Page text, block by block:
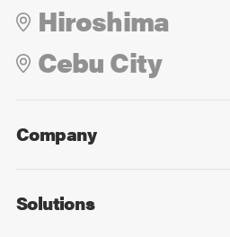
Hiroshima
Cebu City
Company
Solutions